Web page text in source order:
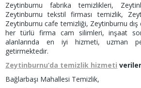
Zeytinburnu fabrika temizlikleri,
Zeytinburnu tekstil firması temizlik,
Zeytinburnu cafe temizliği, Zeytinburnu
her türlü firma cam silimleri, inşaat
alanlarında en iyi hizmeti, uzman
getirmektedir.
Zeytinburnu’da temizlik hizmeti
Bağlarbaşı Mahallesi Temizlik,